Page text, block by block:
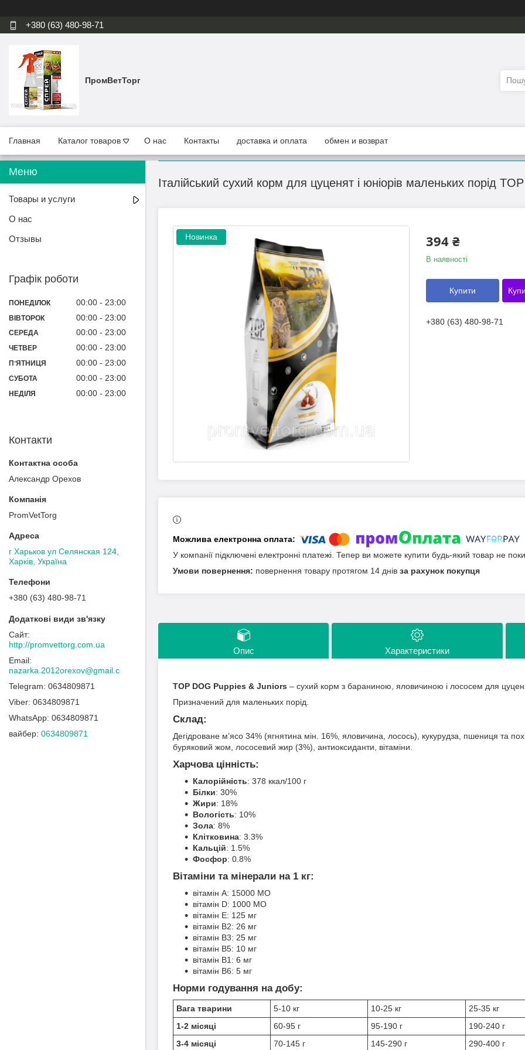
+380 (63) 480-98-71
ПромВетТорг
Главная Каталог товаров О нас Контакты доставка и оплата обмен и возврат
Італійський сухий корм для цуценят і юніорів маленьких порід
Новинка 394 ₴
В наявності
Купити
+380 (63) 480-98-71
У компанії підключені електронні платежі. Тепер ви можете купити будь-який товар не
повернення товару протягом 14 днів за рахунок покупця
Опис Характеристики
TOP DOG Puppies & Juniors – сухий корм з бараниною, яловичиною і лососем для
Призначений для маленьких порід.
Склад:
Дегідроване м’ясо 34% (ягнятина мін. 16%, яловичина, лосось), кукурудза, пшениця та
буряковий жом, лососевий жир (3%), антиоксиданти, вітаміни.
Харчова цінність:
Калорійність: 378 ккал/100 г
Білки: 30%
Жири: 18%
Вологість: 10%
Зола: 8%
Клітковина: 3.3%
Кальцій: 1.5%
Фосфор: 0.8%
Вітаміни та мінерали на 1 кг:
вітамін А: 15000 МО
вітамін D: 1000 МО
вітамін Е: 125 мг
вітамін В2: 26 мг
вітамін В3: 25 мг
вітамін B5: 10 мг
вітамін B1: 6 мг
вітамін B6: 5 мг
Норми годування на добу:
Вага тварини 5-10 кг 10-25 кг
25-35 кг
1-2 місяці
60-95 г 95-190 г
190-240 г
3-4 місяці
70-145 г 145-290 г 290-400 г
Товары и услуги
О нас
Отзывы
Графік роботи
ПОНЕДІЛОК 00:00 23:00
ВІВТОРОК 00:00 23:00
СЕРЕДА 00:00 23:00
ЧЕТВЕР 00:00 23:00
ПʼЯТНИЦЯ 00:00 23:00
СУБОТА 00:00 23:00
НЕДІЛЯ 00:00 23:00
Контакти
Александр Орехов
PromVetTorg
г Харьков ул Селянская 124,
Харків, Україна
+380 (63) 480-98-71
http://promvettorg.com.ua
nazarka.2012orexov@gmail.com
0634809871
0634809871
0634809871
вайбер 0634809871